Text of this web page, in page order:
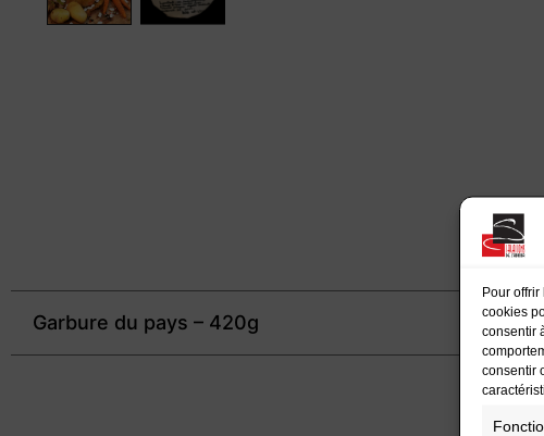
Pour
cookies
consentir
consentir
Garbure du pays – 420g